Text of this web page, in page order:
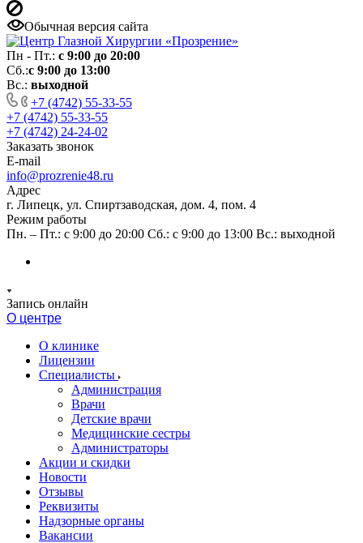
Обычная версия сайта
Пн - Пт.: с 9:00 до 20:00
Сб.:с 9:00 до 13:00
Вс.: выходной
+7 (4742) 55-33-55
+7 (4742) 55-33-55
+7 (4742) 24-24-02
Заказать звонок
E-mail
info@prozrenie48.ru
Адрес
г. Липецк, ул. Спиртзаводская, дом. 4, пом. 4
Режим работы
Пн. – Пт.: с 9:00 до 20:00 Сб.: с 9:00 до 13:00 Вс.: выходной
Запись онлайн
О центре
О клинике
Лицензии
Специалисты
Администрация
Врачи
Детские врачи
Медицинские сестры
Администраторы
Акции и скидки
Новости
Отзывы
Реквизиты
Надзорные органы
Вакансии